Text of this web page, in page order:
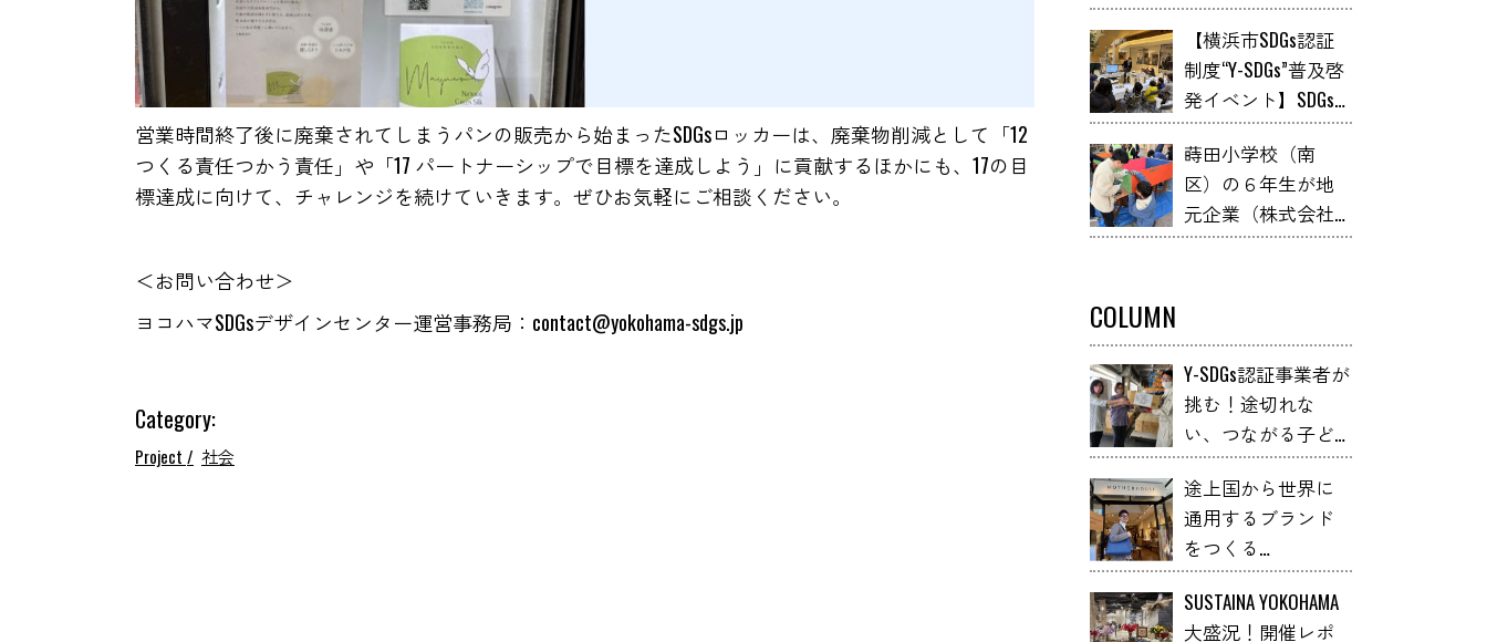
営業時間終了後に廃棄されてしまうパンの販売から始まったSDGsロッカーは、廃棄物削減として「12
つくる責任つかう責任」や「17 パートナーシップで目標を達成しよう」に貢献するほかにも、17の目
標達成に向けて、チャレンジを続けていきます。ぜひお気軽にご相談ください。
＜お問い合わせ＞
ヨコハマSDGsデザインセンター運営事務局：contact@yokohama-sdgs.jp
Category:
Project 社会
サイクルした
「YOKOHAMA
HOPCORN LAGER」が
誕生【レポート】
【横浜市SDGs認証
制度“Y-SDGs”普及啓
発イベント】SDGs
体験プログラム
石けん教室と「オ
リジナル石けんづ
くり～こねこね石
蒔田小学校（南
区）の６年生が地
元企業（株式会社
小俣組）と連携し
プサイクルしまし
た！
COLUMN
Y-SDGs認証事業者が
挑む！途切れな
い、つながる子ど
も支援とは
途上国から世界に
通用するブランド
をつくる
「MOTHERHOUSE」
SUSTAINA YOKOHAMA
大盛況！開催レポ